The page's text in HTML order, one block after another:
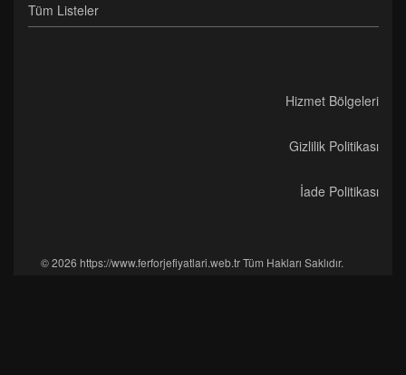
Tüm Listeler
Hizmet Bölgeleri
Gizlilik Politikası
İade Politikası
© 2026 https://www.ferforjefiyatlari.web.tr Tüm Hakları Saklıdır.